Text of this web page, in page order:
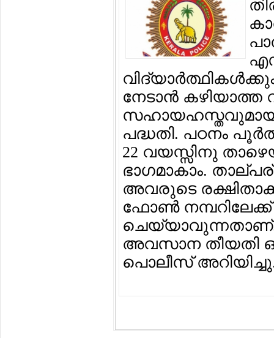
നേടാന്‍ കഴിയാത്ത
പദ്ധതി. പഠനം
22 വയസ്സിനു
ഭാഗമാകാം.
അവരുടെ
ഫോണ്‍ നമ്പറിലേക്ക്
ചെയ്യാവുന്നതാണ്.
അവസാന തീയതി
പൊലീസ്